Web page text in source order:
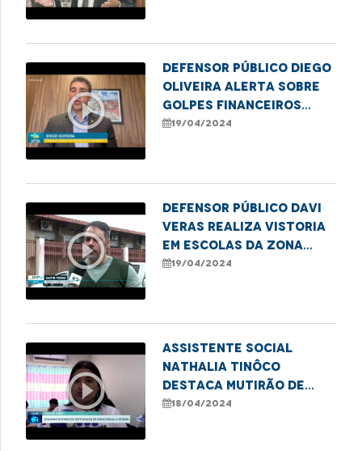
play_circle_outline
Defensor público Diego
Oliveira alerta sobre
golpes financeiros
contra idosos
19/04/2024
play_circle_outline
Defensor público Davi
Veras realiza vistoria
em escolas da Zona
Rural de São Luís
19/04/2024
play_circle_outline
Assistente social
Nathalia Tinôco
destaca mutirão de
retificação de nome e
18/04/2024